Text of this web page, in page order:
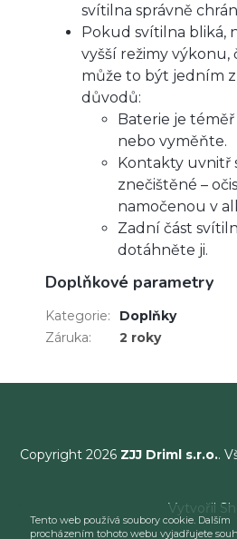
Tento web používá soubory cookie. Dalším
procházením tohoto webu vyjadřujete
svítilna správně
Pokud svítilna bliká,
vyšší režimy výkonu,
může to být jedním
důvodů:
Baterie je
nebo vyměňte.
Kontakty uvnitř
znečištěné –
namočenou v
Zadní část
dotáhněte ji.
Doplňkové parametry
Kategorie:
Doplňky
Záruka: 2 roky
Copyright 2026 ZJJ Driml s.r.o..
Vytvořil